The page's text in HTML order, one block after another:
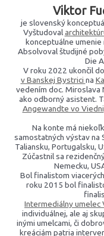
Viktor
je slovenský
Vyštudoval
konceptuálne umenie
Absolvoval študijné
Die
V roku 2022 ukončil
v Banskej Bystrici na
vedením doc. Miroslava
ako odborný asistent.
Angewandte vo Viedni
Na konte má
samostatných výstav na
Taliansku, Portugalsku,
Zúčastnil sa
Nemecku,
Bol finalistom
roku 2015 bol
Intermediálny umelec
individuálnej, ale aj
inými umelcami, či
kreáciám patria